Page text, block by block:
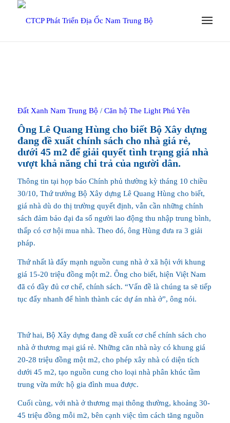
Đất Xanh Nam Trung Bộ / Căn hộ The Light Phú Yên
Ông Lê Quang Hùng cho biết Bộ Xây dựng
đang đề xuất chính sách cho nhà giá rẻ,
dưới 45 m2 để giải quyết tình trạng giá nhà
vượt khả năng chi trả của người dân.
Thông tin tại họp báo Chính phủ thường kỳ tháng 10 chiều
30/10, Thứ trưởng Bộ Xây dựng Lê Quang Hùng cho biết,
giá nhà dù do thị trường quyết định, vẫn cần những chính
sách đảm bảo đại đa số người lao động thu nhập trung bình,
thấp có cơ hội mua nhà. Theo đó, ông Hùng đưa ra 3 giải
pháp.
Thứ nhất là đẩy mạnh nguồn cung nhà ở xã hội với khung
giá 15-20 triệu đồng một m2. Ông cho biết, hiện Việt Nam
đã có đầy đủ cơ chế, chính sách. “Vấn đề là chúng ta sẽ tiếp
tục đẩy nhanh để hình thành các dự án nhà ở”, ông nói.
Thứ hai, Bộ Xây dựng đang đề xuất cơ chế chính sách cho
nhà ở thương mại giá rẻ. Những căn nhà này có khung giá
20-28 triệu đồng một m2, cho phép xây nhà có diện tích
dưới 45 m2, tạo nguồn cung cho loại nhà phân khúc tầm
trung vừa mức hộ gia đình mua được.
Cuối cùng, với nhà ở thương mại thông thường, khoảng 30-
45 triệu đồng mỗi m2, bên cạnh việc tìm cách tăng nguồn